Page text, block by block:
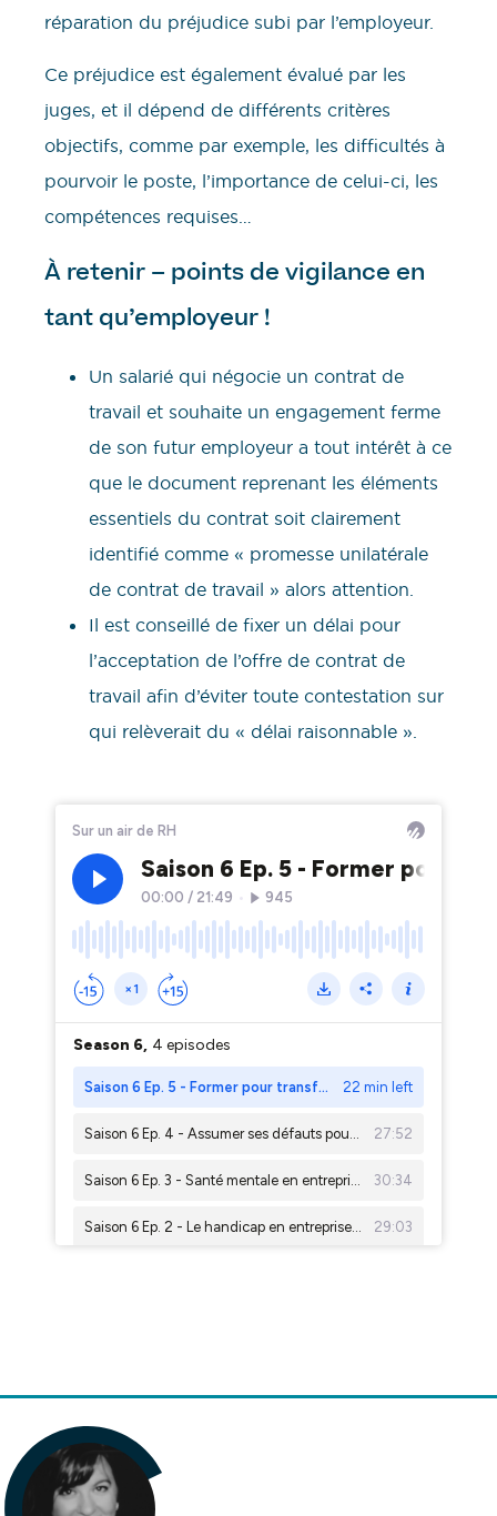
réparation du préjudice subi par l’employeur.
Ce préjudice est également évalué par les
juges, et il dépend de différents critères
objectifs, comme par exemple, les difficultés à
pourvoir le poste, l’importance de celui-ci, les
compétences requises…
À retenir – points de vigilance en
tant qu’employeur !
Un salarié qui négocie un contrat de
travail et souhaite un engagement ferme
de son futur employeur a tout intérêt à ce
que le document reprenant les éléments
essentiels du contrat soit clairement
identifié comme « promesse unilatérale
de contrat de travail » alors attention.
Il est conseillé de fixer un délai pour
l’acceptation de l’offre de contrat de
travail afin d’éviter toute contestation sur
qui relèverait du « délai raisonnable ».